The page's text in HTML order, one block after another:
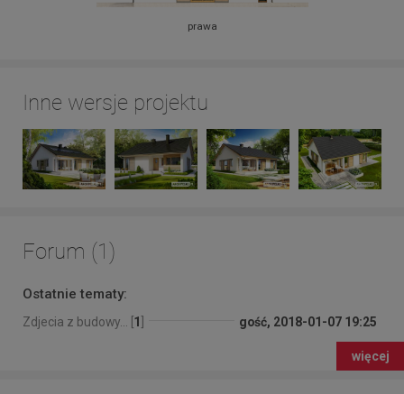
prawa
Inne wersje projektu
Forum (1)
Ostatnie tematy:
Zdjecia z budowy... [ 1 gość, 2018-01-07 19:25
więcej